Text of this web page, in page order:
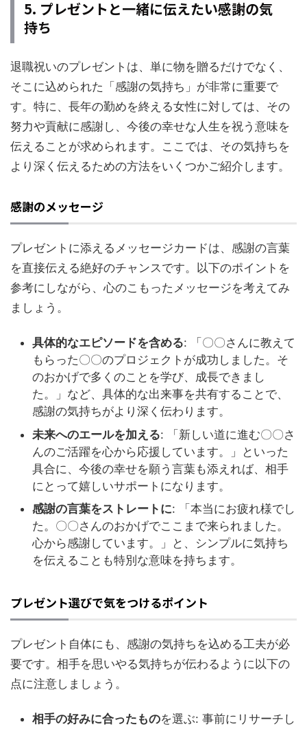
5. プレゼントと一緒に伝えたい感謝の気
持ち
退職祝いのプレゼントは、単に物を贈るだけでなく、
そこに込められた「感謝の気持ち」が非常に重要で
す。特に、長年の勤めを終える女性に対しては、その
努力や貢献に感謝し、今後の幸せな人生を祝う意味を
伝えることが求められます。ここでは、その気持ちを
より深く伝えるための方法をいくつかご紹介します。
感謝のメッセージ
プレゼントに添えるメッセージカードは、感謝の言葉
を直接伝える絶好のチャンスです。以下のポイントを
参考にしながら、心のこもったメッセージを考えてみ
ましょう。
具体的なエピソードを含める: 「〇〇さんに教えて
もらった〇〇のプロジェクトが成功しました。そ
のおかげで多くのことを学び、成長できまし
た。」など、具体的な出来事を共有することで、
感謝の気持ちがより深く伝わります。
未来へのエールを加える: 「新しい道に進む〇〇さ
んのご活躍を心から応援しています。」といった
具合に、今後の幸せを願う言葉も添えれば、相手
にとって嬉しいサポートになります。
感謝の言葉をストレートに: 「本当にお疲れ様でし
た。〇〇さんのおかげでここまで来られました。
心から感謝しています。」と、シンプルに気持ち
を伝えることも特別な意味を持ちます。
プレゼント選びで気をつけるポイント
プレゼント自体にも、感謝の気持ちを込める工夫が必
要です。相手を思いやる気持ちが伝わるように以下の
点に注意しましょう。
相手の好みに合ったものを選ぶ: 事前にリサーチし